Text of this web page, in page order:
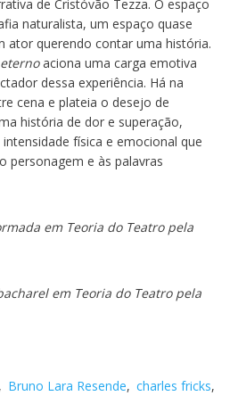
de Cristóvão Tezza. O espaço
naturalista, um espaço quase
ator querendo contar uma história.
aciona uma carga emotiva
dessa experiência. Há na
cena e plateia o desejo de
história de dor e superação,
física e emocional que
personagem e às palavras
em Teoria do Teatro pela
em Teoria do Teatro pela
, Bruno Lara Resende, charles fricks,